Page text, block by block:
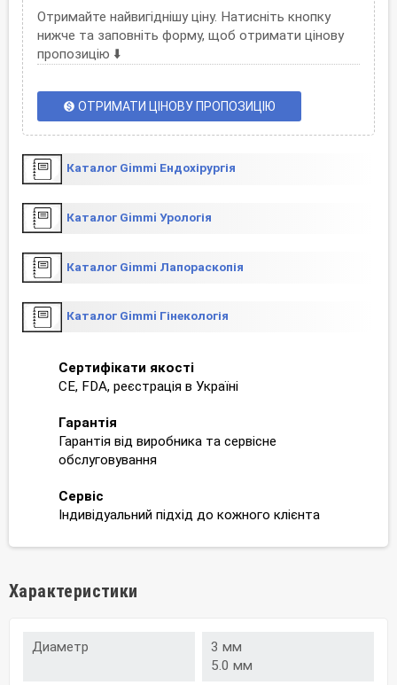
Отримайте найвигіднішу ціну. Натисніть кнопку
нижче та заповніть форму, щоб отримати цінову
пропозицію ⬇️
monetization_on ОТРИМАТИ ЦІНОВУ ПРОПОЗИЦІЮ
Каталог Gimmi Ендохірургія
Каталог Gimmi Урологія
Каталог Gimmi Лапораскопія
Каталог Gimmi Гінекологія
Сертифікати якості
CE, FDA, реєстрація в Україні
Гарантія
Гарантія від виробника та сервісне
обслуговування
Сервіс
Індивідуальний підхід до кожного клієнта
Характеристики
Диаметр
3 мм
5.0 мм